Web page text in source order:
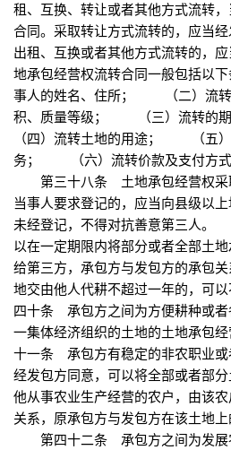
租、互换、转让或者其他方式流转
合同。采取转让方式流转的，应当经
出租、互换或者其他方式流转的
地承包经营权流转合同一般包括
事人的姓名、住所； （二）流转
积、质量等级； （三）流转的
（四）流转土地的用途； （五）
务； （六）流转价款及支付方
第三十八条 土地承包经营权采
当事人要求登记的，应当向县级以上
未经登记，不得对抗善意第三人
以在一定期限内将部分或者全部土
给第三方，承包方与发包方的承
地交由他人代耕不超过一年的，
四十条 承包方之间为方便耕种或者
一集体经济组织的土地的土地承
十一条 承包方有稳定的非农职业或
经发包方同意，可以将全部或者部
他从事农业生产经营的农户，由该
关系，原承包方与发包方在该土地上
第四十二条 承包方之间为发展